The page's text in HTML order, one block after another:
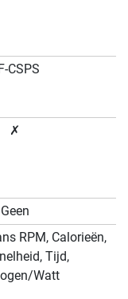
CSPS
✗
Geen
RPM, Calorieën,
Tijd,
Watt